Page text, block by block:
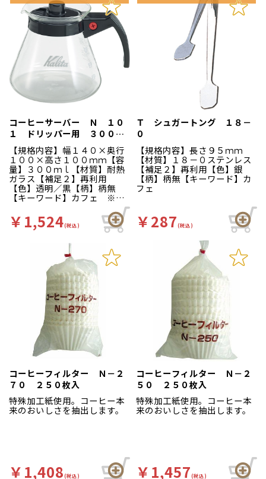
コーヒーサーバー Ｎ １０
１ ドリッパー用 ３００ｃ
ｃ
【規格内容】幅１４０×奥行
１００×高さ１００ｍｍ【容
量】３００ｍｌ【材質】耐熱
ガラス【補足２】再利用
【色】透明／黒【柄】柄無
【キーワード】カフェ ※直
い。
￥1,524(税込)
Ｔ シュガートング １８－
０
【規格内容】長さ９５ｍｍ
【材質】１８－０ステンレス
【補足２】再利用【色】銀
【柄】柄無【キーワード】カ
フェ
￥287(税込)
コーヒーフィルター Ｎ－２
７０ ２５０枚入
特殊加工紙使用。コーヒー本
来のおいしさを抽出します。
￥1,408(税込)
コーヒーフィルター Ｎ－２
５０ ２５０枚入
特殊加工紙使用。コーヒー本
来のおいしさを抽出します。
￥1,457(税込)